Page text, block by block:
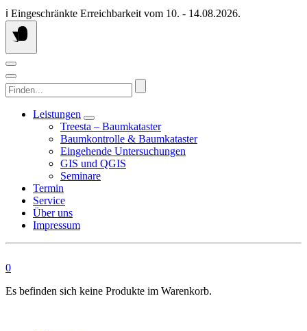
Springen
Sie
zum
ℹ️ Eingeschränkte Erreichbarkeit vom 10. - 14.08.2026.
Finden...
Leistungen
Treesta – Baumkataster
Baumkontrolle & Baumkataster
Eingehende Untersuchungen
GIS und QGIS
Seminare
Termin
Service
Über uns
Impressum
0
Es befinden sich keine Produkte im Warenkorb.